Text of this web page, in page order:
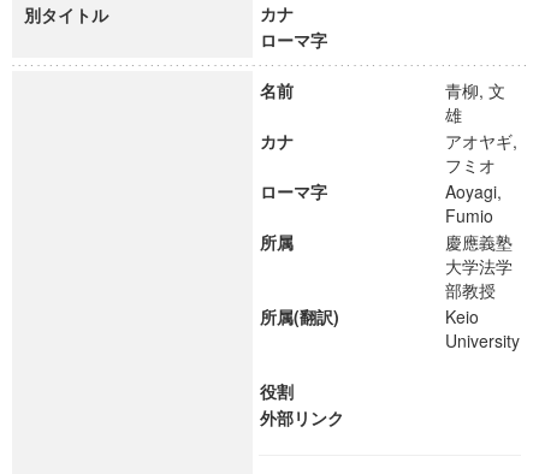
別タイトル
カナ
ローマ字
名前
青柳, 文
雄
カナ
アオヤギ,
フミオ
ローマ字
Aoyagi,
Fumio
所属
慶應義塾
大学法学
部教授
所属(翻訳)
Keio
University
役割
外部リンク